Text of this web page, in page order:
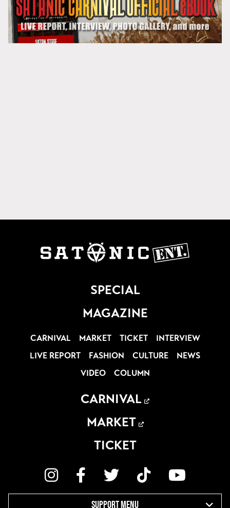
SPECIAL
MAGAZINE
CARNIVAL MARKET TICKET
INTERVIEW
LIVE REPORT
FASHION CULTURE
NEWS
VIDEO
COLUMN
CARNIVAL
MARKET
TICKET
SUPPORT MENU